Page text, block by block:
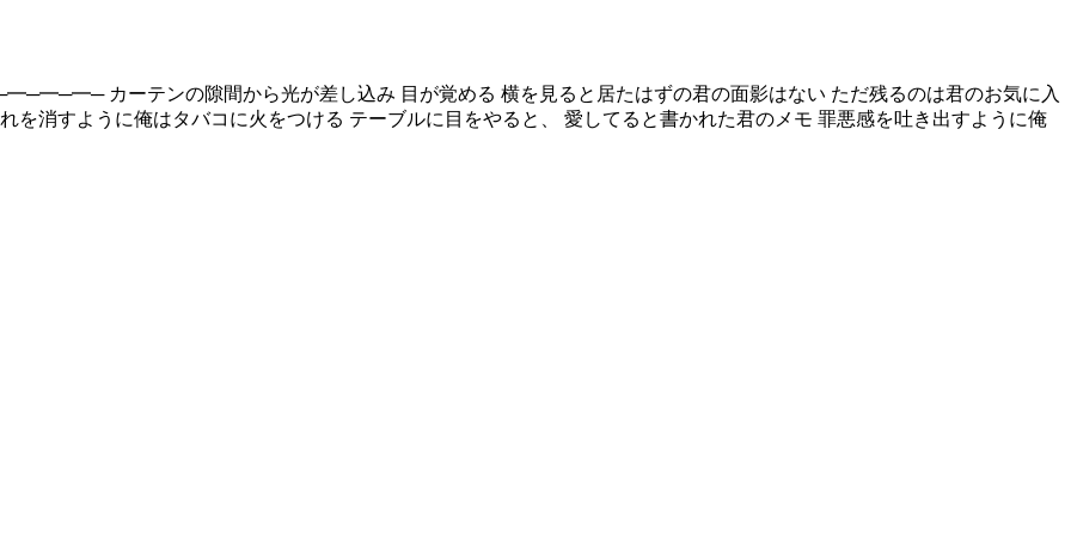
カーテンの隙間から光が差し込み 目が覚める 横を見ると居たはずの君の面影はない ただ残るのは君のお気に入
を消すように俺はタバコに火をつける テーブルに目をやると、 愛してると書かれた君のメモ 罪悪感を吐き出すように俺